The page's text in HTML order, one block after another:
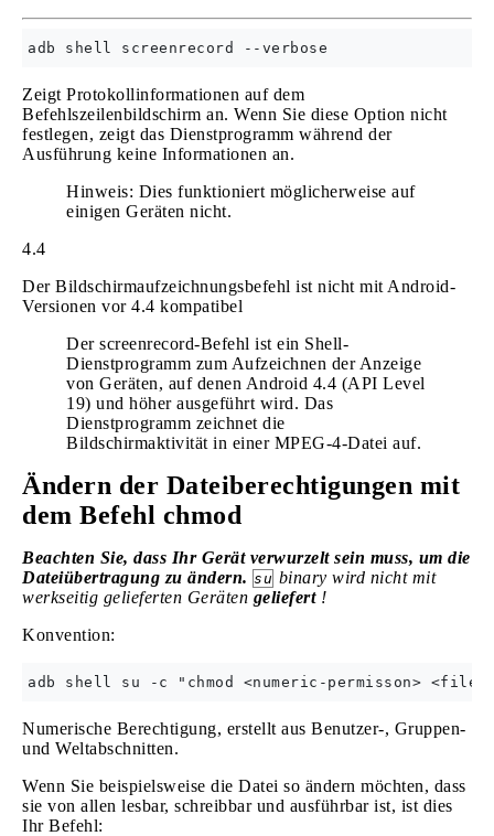
Zeigt Protokollinformationen auf dem
Befehlszeilenbildschirm an. Wenn Sie diese Option nicht
festlegen, zeigt das Dienstprogramm während der
Ausführung keine Informationen an.
Hinweis: Dies funktioniert möglicherweise auf
einigen Geräten nicht.
4.4
Der Bildschirmaufzeichnungsbefehl ist nicht mit Android-
Versionen vor 4.4 kompatibel
Der screenrecord-Befehl ist ein Shell-
Dienstprogramm zum Aufzeichnen der Anzeige
von Geräten, auf denen Android 4.4 (API Level
19) und höher ausgeführt wird. Das
Dienstprogramm zeichnet die
Bildschirmaktivität in einer MPEG-4-Datei auf.
Ändern der Dateiberechtigungen mit
dem Befehl chmod
Beachten Sie, dass Ihr Gerät verwurzelt sein muss, um die
Dateiübertragung zu ändern. su binary wird nicht mit
werkseitig gelieferten Geräten geliefert!
Konvention:
Numerische Berechtigung, erstellt aus Benutzer-, Gruppen-
und Weltabschnitten.
Wenn Sie beispielsweise die Datei so ändern möchten, dass
sie von allen lesbar, schreibbar und ausführbar ist, ist dies
Ihr Befehl: